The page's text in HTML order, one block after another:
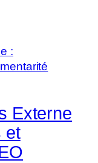
Externe
et